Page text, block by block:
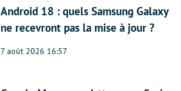
Android 18 : quels Samsung Galaxy
ne recevront pas la mise à jour ?
7 août 2026 16:57